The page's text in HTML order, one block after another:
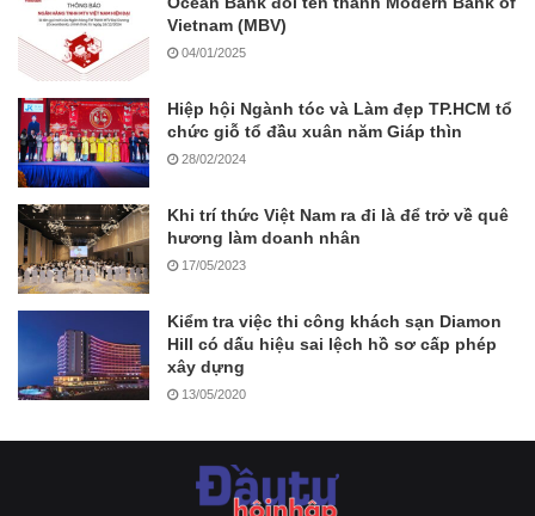
Vietnam (MBV)
04/01/2025
Hiệp hội Ngành tóc và Làm đẹp TP.HCM tổ
chức giỗ tổ đầu xuân năm Giáp thìn
28/02/2024
Khi trí thức Việt Nam ra đi là để trở về quê
hương làm doanh nhân
17/05/2023
Kiểm tra việc thi công khách sạn Diamon
Hill có dấu hiệu sai lệch hồ sơ cấp phép
xây dựng
13/05/2020